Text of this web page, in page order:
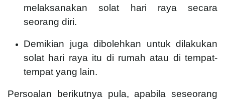
melaksanakan solat hari raya secara
seorang diri.
Demikian juga dibolehkan untuk dilakukan
solat hari raya itu di rumah atau di tempat-
tempat yang lain.
Persoalan berikutnya pula, apabila seseorang